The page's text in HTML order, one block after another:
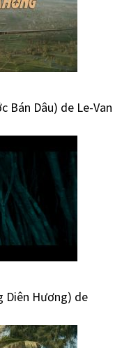
Bán Dâu) de Le-Van
Diên Hương) de